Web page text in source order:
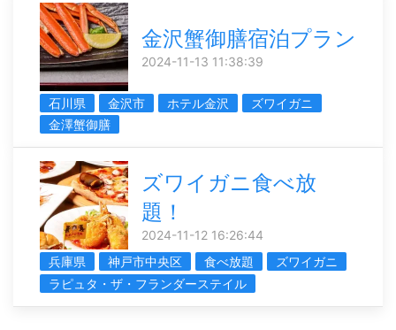
金沢蟹御膳宿泊プラン
2024-11-13 11:38:39
石川県 金沢市 ホテル金沢
ズワイガニ
金澤蟹御膳
ズワイガニ食べ放
題！
2024-11-12 16:26:44
兵庫県
神戸市中央区 食べ放題
ズワイガニ
ラピュタ・ザ・フランダーステイル